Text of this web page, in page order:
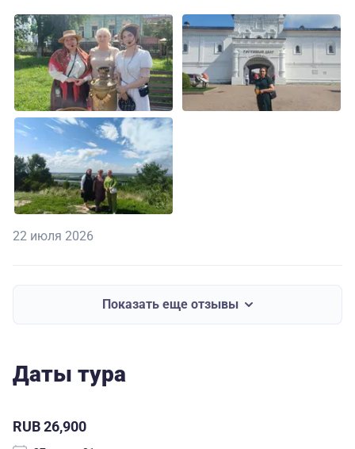
22 июля 2026
Показать еще отзывы
Даты тура
RUB 26,900